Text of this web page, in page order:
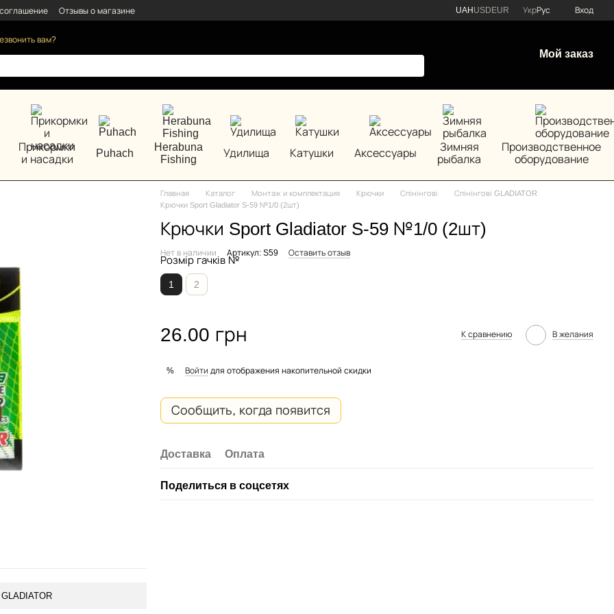
Отзывы о магазине UAH USD EUR УкрРус Вход
вам?
Мой заказ
Прикормки
и насадки
Puhach
Herabuna
Fishing
Удилища Катушки Аксессуары
Зимняя
рыбалка
Производственное
оборудование
GLADIATOR
Главная Каталог Монтаж и комплектация Крючки Спінінгові
Спінінгові GLADIATOR
Крючки Sport Gladiator S-59 №1/0 (2шт)
Крючки Sport Gladiator S-59 №1/0 (2шт)
Нет в наличии Артикул: S59 Оставить отзыв
Розмір гачків №
1 2
26.00 грн К сравнению В желания
% Войти для отображения накопительной скидки
Сообщить, когда появится
Доставка Оплата
Поделиться в соцсетях